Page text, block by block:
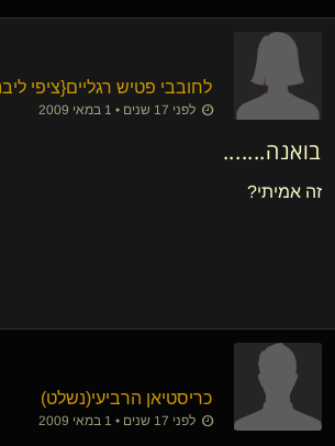
לחובבי פטיש רגליים​{ציפי
לפני 17 שנים • 1 במאי 2009
בואנה.......
זה אמיתי?
כריסטיאן הרביעי​(נשלט)
לפני 17 שנים • 1 במאי 2009